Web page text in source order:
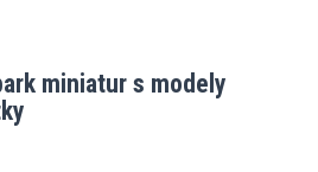
miniatur s modely